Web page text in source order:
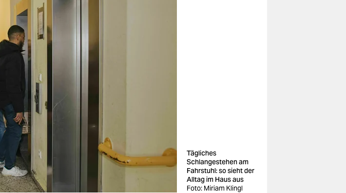
Tägliches
Schlangestehen am
Fahrstuhl: so sieht der
Alltag im Haus aus
Foto: Miriam Klingl